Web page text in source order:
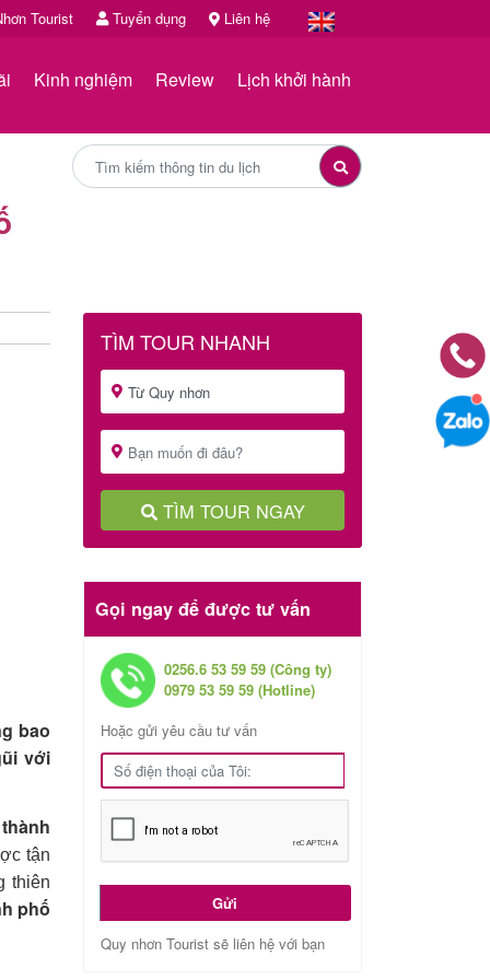
Tourist Tuyển dụng Liên hệ
Kinh nghiệm Review Lịch khởi hành
bao
với
thành
tận
thiên
phố
TÌM TOUR NHANH
TÌM TOUR NGAY
Gọi ngay để được tư vấn
0256.6 53 59 59 (Công ty)
0979 53 59 59 (Hotline)
Hoặc gửi yêu cầu tư vấn
Gửi
Quy nhơn Tourist sẽ liên hệ với bạn